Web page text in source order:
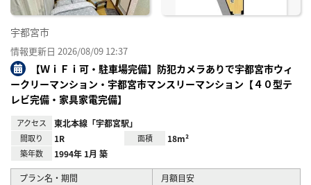
宇都宮市
情報更新日 2026/08/09 12:37
【ＷｉＦｉ可・駐車場完備】防犯カメラありで宇都宮市ウィ
ークリーマンション・宇都宮市マンスリーマンション【４０型テ
レビ完備・家具家電完備】
アクセス 東北本線「宇都宮駅」
間取り 1R 面積 18m²
築年数 1994年 1月 築
プラン名・期間 月額目安